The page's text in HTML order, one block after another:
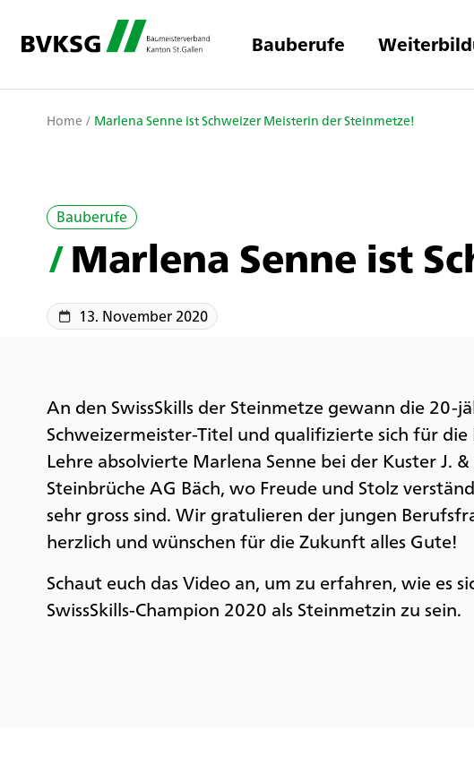
Bauberufe
Home / Marlena Senne ist Schweizer Meisterin der Steinmetze!
Bauberufe
/Marlena Senne ist
13. November 2020
An den SwissSkills der Steinmetze gewann die 20-
Schweizermeister-Titel und qualifizierte sich für die
Lehre absolvierte Marlena Senne bei der Kuster J.
Steinbrüche AG Bäch, wo Freude und Stolz
sehr gross sind. Wir gratulieren der jungen
herzlich und wünschen für die Zukunft alles Gute!
Schaut euch das Video an, um zu erfahren, wie es
SwissSkills-Champion 2020 als Steinmetzinzu sein.